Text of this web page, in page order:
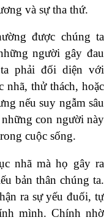
và sự tha thứ.
được chúng ta
người gây đau
phải đối diện với
nhã, thử thách, hoặc
nếu suy ngẫm sâu
những con người này
cuộc sống.
nhã mà họ gây ra
bản thân chúng ta.
ra sự yếu đuối, tự
mình. Chính nhờ